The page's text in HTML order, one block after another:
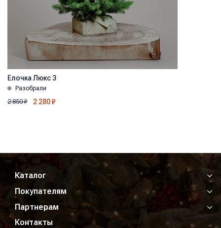
Ёлочка Люкс 3
Разобрали
2 850₽ 2 280₽
Каталог
Покупателям
Партнерам
Контакты